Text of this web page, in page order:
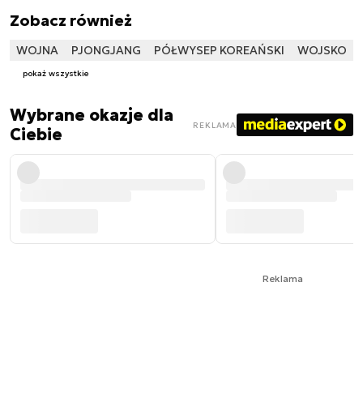
Zobacz również
WOJNA PJONGJANG PÓŁWYSEP KOREAŃSKI WOJSKO
pokaż wszystkie
Wybrane okazje dla
Ciebie
REKLAMA
Reklama